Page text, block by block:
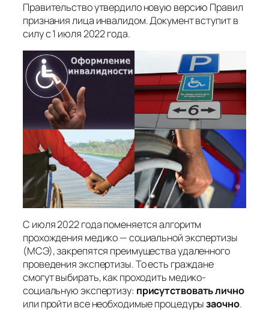
Правительство утвердило новую версию Правил
признания лица инвалидом. Документ вступит в
силу с 1 июля 2022 года.
С июля 2022 года поменяется алгоритм
прохождения медико — социальной экспертизы
(МСЭ), закрепятся преимущества удаленного
проведения экспертизы. То есть граждане
смогут выбирать, как проходить медико-
социальную экспертизу: присутствовать лично
или пройти все необходимые процедурызаочно.